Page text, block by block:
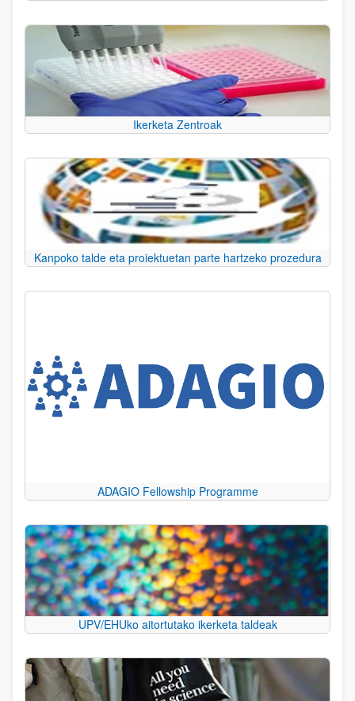
Ikerketa Zentroak
Kanpoko talde eta proiektuetan parte hartzeko prozedura
ADAGIO Fellowship Programme
UPV/EHUko aitortutako ikerketa taldeak